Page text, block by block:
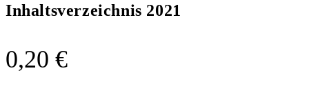
Inhaltsverzeichnis 2021
0,20 €